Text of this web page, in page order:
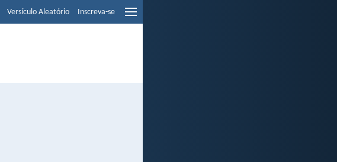
Versículo Aleatório Inscreva-se